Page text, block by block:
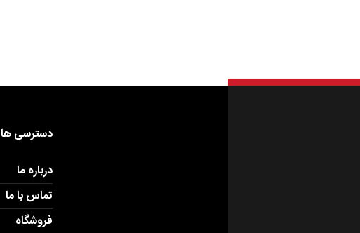
دسترسی ها
درباره ما
تماس با ما
فروشگاه